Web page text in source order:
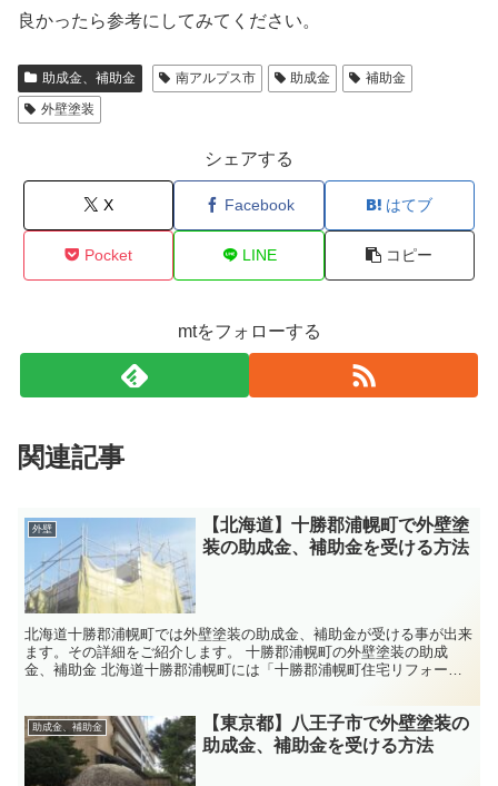
良かったら参考にしてみてください。
助成金、補助金 南アルプス市 助成金
補助金
外壁塗装
シェアする
X Facebook はてブ
Pocket LINE コピー
mtをフォローする
関連記事
外壁
【北海道】十勝郡浦幌町で外壁塗
装の助成金、補助金を受ける方法
北海道十勝郡浦幌町では外壁塗装の助成金、補助金が受ける事が出来
ます。その詳細をご紹介します。 十勝郡浦幌町の外壁塗装の助成
金、補助金 北海道十勝郡浦幌町には「十勝郡浦幌町住宅リフォーム
助成金、補助金
【東京都】八王子市で外壁塗装の
助成金、補助金を受ける方法